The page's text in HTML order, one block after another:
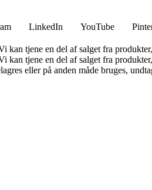
LinkedIn YouTube
kan tjene en del af salget fra
tjene en del af salget fra
eller på anden måde bruges,